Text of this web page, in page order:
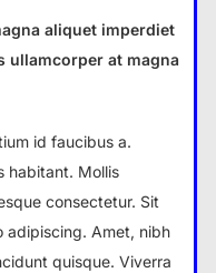
aliquet imperdiet
ullamcorper at magna
id faucibus a.
habitant. Mollis
consectetur. Sit
adipiscing. Amet, nibh
quisque. Viverra